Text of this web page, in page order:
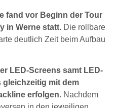
fand vor Beginn der Tour
in Werne statt. Die rollbare
deutlich Zeit beim Aufbau
LED-Screens samt LED-
gleichzeitig mit dem
erfolgen. Nachdem